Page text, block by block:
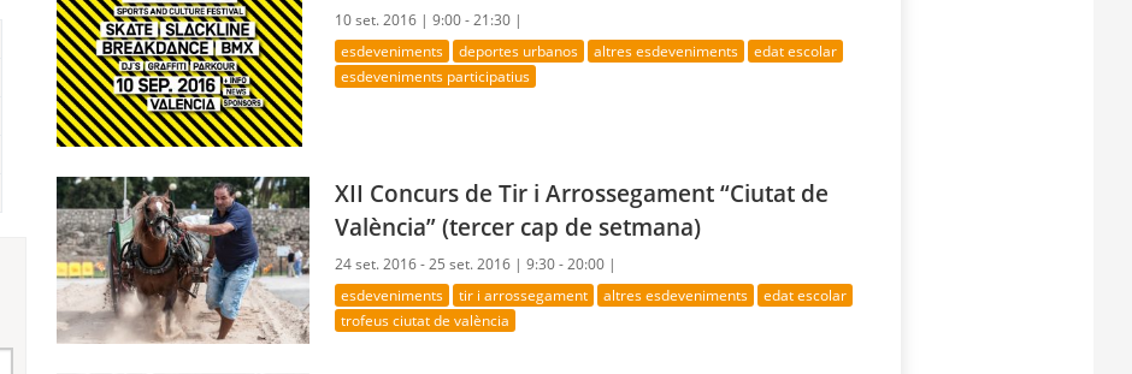
10 set. 2016 |9:00 - 21:30 |
esdeveniments deportes urbanos altres esdeveniments
edat escolar
esdeveniments participatius
XII Concurs de Tir i Arrossegament “Ciutat de
València” (tercer cap de setmana)
24 set. 2016 - 25 set. 2016 |9:30 - 20:00 |
esdeveniments tir i arrossegament altres esdeveniments
edat escolar
trofeus ciutat de valència